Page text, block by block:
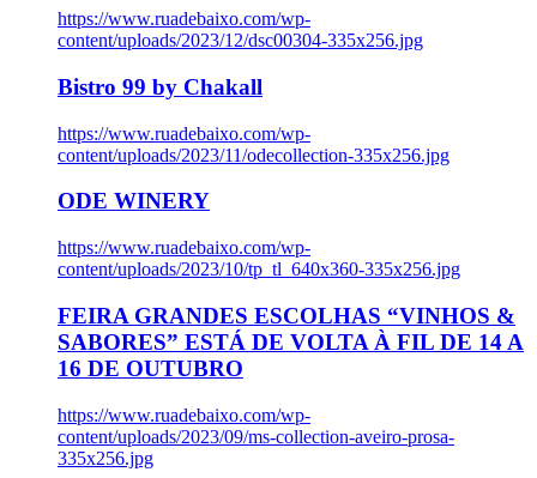
https://www.ruadebaixo.com/wp-
content/uploads/2023/12/dsc00304-335x256.jpg
Bistro 99 by Chakall
https://www.ruadebaixo.com/wp-
content/uploads/2023/11/odecollection-335x256.jpg
ODE WINERY
https://www.ruadebaixo.com/wp-
content/uploads/2023/10/tp_tl_640x360-335x256.jpg
FEIRA GRANDES ESCOLHAS “VINHOS &
SABORES” ESTÁ DE VOLTA À FIL DE 14 A
16 DE OUTUBRO
https://www.ruadebaixo.com/wp-
content/uploads/2023/09/ms-collection-aveiro-prosa-
335x256.jpg